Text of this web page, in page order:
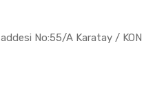
No:55/A Karatay / KON